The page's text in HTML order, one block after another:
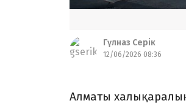
Гүлназ Серік
12/06/2026 08:36
Алматы